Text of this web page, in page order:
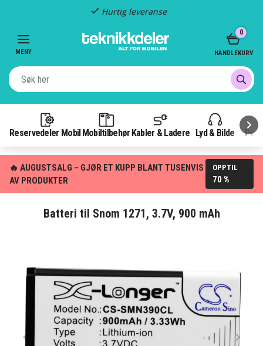
Hurtig leveranse
MENY
Reservedeler Mobil Mobiltilbehør Kabler & Ladere Lyd & Bilde
0
HANDLEKURV
🔥 AUGUSTSALG – GJØR ET KUPP BLANT TUSENVIS
AV PRODUKTER
OPPTIL
70 %
Batteri til Snom 1271, 3.7V, 900 mAh